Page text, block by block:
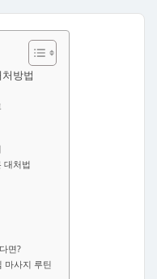
방법
대처법
면?
마사지 루틴